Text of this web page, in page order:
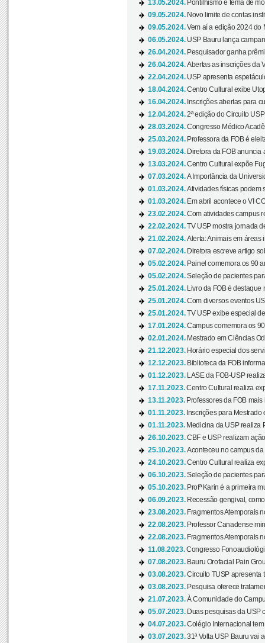
13.05.2024. Pontilhismo é tema de
09.05.2024. Novo limite de contas
09.05.2024.Vem aí a edição 2024 do
06.05.2024. USP Bauru lança
26.04.2024. Pesquisador ganha
26.04.2024.Abertas as inscrições da
22.04.2024. USP apresenta
18.04.2024.Centro Cultural exibe
16.04.2024. Inscrições abertas para
12.04.2024.2ª edição do Circuito
28.03.2024.Congresso Médico
25.03.2024. Professora da FOB é
19.03.2024. Diretora da FOB anuncia
13.03.2024.Centro Cultural expõe
07.03.2024.A Importância da
01.03.2024.Atividades físicas podem
01.03.2024. Em abril acontece o VI
23.02.2024.Com atividades campus
22.02.2024.TV USP mostra jornada
21.02.2024.Alerta: Animais em áreas
07.02.2024. Diretora escreve artigo
05.02.2024. Painel comemora os 90
05.02.2024.Seleção de pacientes
25.01.2024.
Livro da FOB é destaque
25.01.2024.Com diversos eventos
25.01.2024.TV USP exibe especial
17.01.2024.Campus comemora os
02.01.2024. Mestrado em Ciências
21.12.2023. Horário especial dos
12.12.2023. Biblioteca da FOB
01.12.2023.
LASE da FOB-USP
17.11.2023.Centro Cultural realiza
13.11.2023. Professores da FOB
01.11.2023. Inscrições para
01.11.2023. Medicina da USP realiza
26.10.2023.CBF e USP realizam
25.10.2023.Aconteceu no campus da
24.10.2023.Centro Cultural realiza
06.10.2023.Seleção de pacientes
05.10.2023. Profª Karin é a primeira
06.09.2023. Recessão gengival,
23.08.2023. Fragmentos Atemporais
22.08.2023. Professor Canadense
22.08.2023. Fragmentos Atemporais
11.08.2023.Congresso
07.08.2023. Bauru Orofacial Pain
03.08.2023.Circuito TUSP apresenta
03.08.2023. Pesquisa oferece
21.07.2023.À Comunidade do
05.07.2023. Duas pesquisas da USP
04.07.2023.Colégio Internacional
03.07.2023.31ª Volta USP Bauru vai